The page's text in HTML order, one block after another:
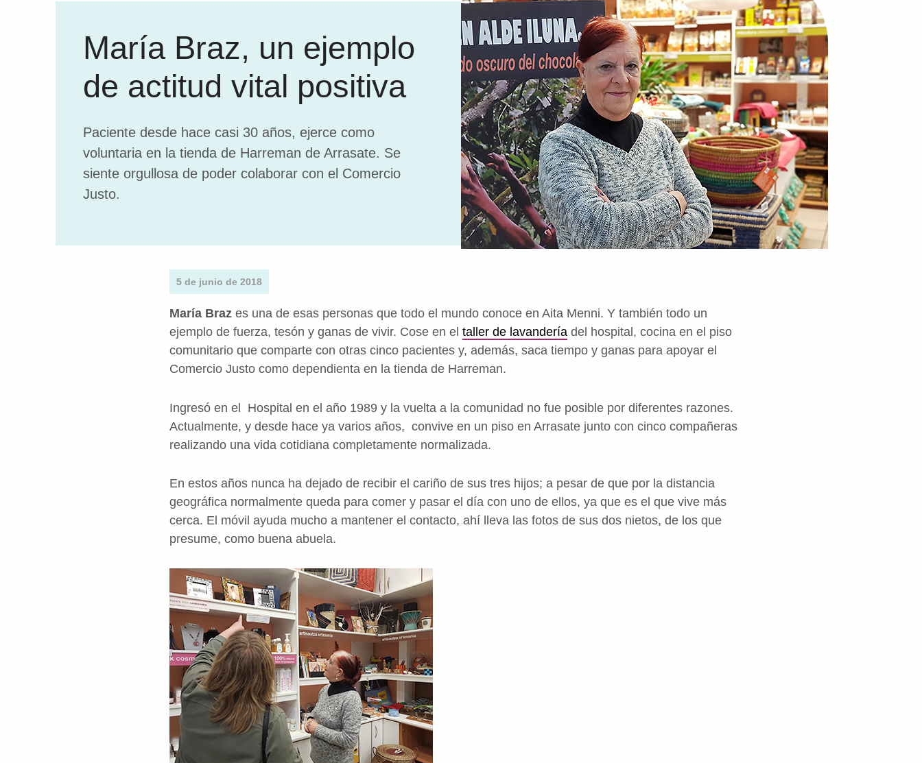
María Braz, un ejemplo
de actitud vital positiva
Paciente desde hace casi 30 años, ejerce como
voluntaria en la tienda de Harreman de Arrasate. Se
siente orgullosa de poder colaborar con el Comercio
Justo.
5 de junio de 2018
María Braz es una de esas personas que todo el mundo conoce en Aita Menni. Y también todo un
ejemplo de fuerza, tesón y ganas de vivir. Cose en el taller de lavandería del hospital, cocina en el piso
comunitario que comparte con otras cinco pacientes y, además, saca tiempo y ganas para apoyar el
Comercio Justo como dependienta en la tienda de Harreman.
Ingresó en el Hospital en el año 1989 y la vuelta a la comunidad no fue posible por diferentes razones.
Actualmente, y desde hace ya varios años, convive en un piso en Arrasate junto con cinco compañeras
realizando una vida cotidiana completamente normalizada.
En estos años nunca ha dejado de recibir el cariño de sus tres hijos; a pesar de que por la distancia
geográfica normalmente queda para comer y pasar el día con uno de ellos, ya que es el que vive más
cerca. El móvil ayuda mucho a mantener el contacto, ahí lleva las fotos de sus dos nietos, de los que
presume, como buena abuela.